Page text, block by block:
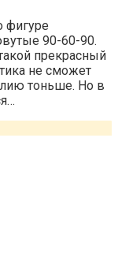
фигуре
90-60-90.
прекрасный
не сможет
тоньше. Но в